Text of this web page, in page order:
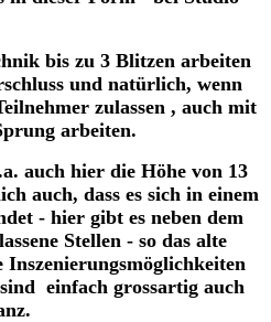
bis zu 3 Blitzen arbeiten
und natürlich, wenn
zulassen , auch mit
arbeiten.
auch hier die Höhe von 13
auch, dass es sich in einem
- hier gibt es neben dem
Stellen - so das alte
einfach grossartig auch